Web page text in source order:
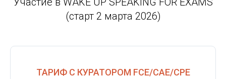
(старт 2 марта 2026)
ТАРИФ С КУРАТОРОМ FCE/CAE/CPE